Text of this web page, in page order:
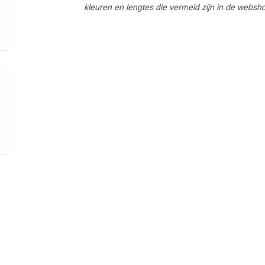
kleuren en lengtes die vermeld zijn in de